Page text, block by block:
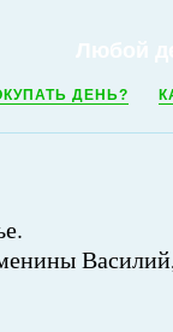
ДЕНЬ?